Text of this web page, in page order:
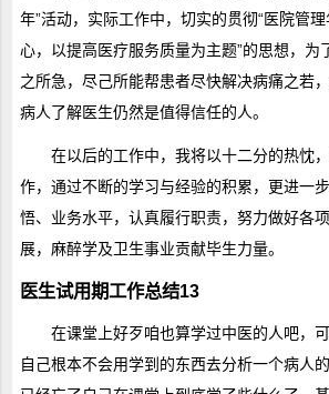
年”活动，实际工作中，切实的贯彻“医院管
心，以提高医疗服务质量为主题”的思想，为
之所急，尽己所能帮患者尽快解决病痛之若
病人了解医生仍然是值得信任的人。
在以后的工作中，我将以十二分的热忱
作，通过不断的学习与经验的积累，更进一
悟、业务水平，认真履行职责，努力做好各
展，麻醉学及卫生事业贡献毕生力量。
医生试用期工作总结13
在课堂上好歹咱也算学过中医的人吧，
自己根本不会用学到的东西去分析一个病人